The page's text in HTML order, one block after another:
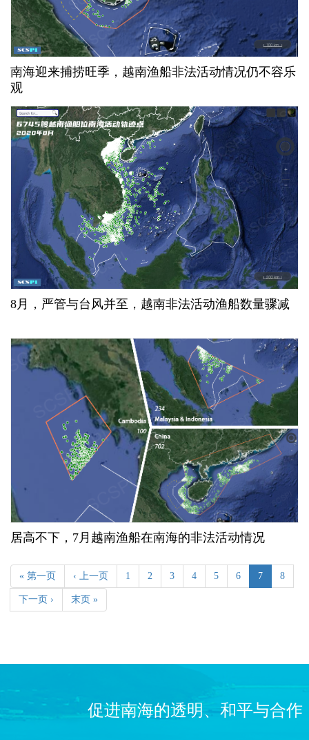
南海迎来捕捞旺季，越南渔船非法活动情况仍不容乐
观
8月，严管与台风并至，越南非法活动渔船数量骤减
居高不下，7月越南渔船在南海的非法活动情况
« 第一页 ‹ 上一页 1 2 3 4 5 6 7 8
下一页 › 末页 »
促进南海的透明、和平与合作